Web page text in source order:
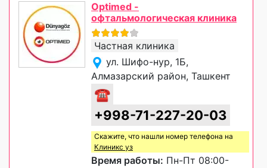
Optimed -
офтальмологическая клиника
Частная клиника
ул. Шифо-нур, 1Б,
Алмазарский район, Ташкент
☎
+998-71-227-20-03
Скажите, что нашли номер телефона на
Клиникс уз
Время работы: Пн-Пт 08:00-